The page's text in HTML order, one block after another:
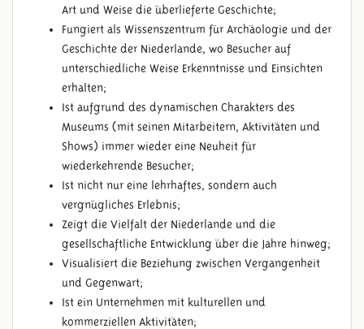
UNSERE ORGANISATION
Art und Weise die überlieferte Geschichte;
Fungiert als Wissenszentrum für Archäologie und der
Geschichte der Niederlande, wo Besucher auf
unterschiedliche Weise Erkenntnisse und Einsichten
erhalten;
Ist aufgrund des dynamischen Charakters des
Museums (mit seinen Mitarbeitern, Aktivitäten und
Shows) immer wieder eine Neuheit für
wiederkehrende Besucher;
Ist nicht nur eine lehrhaftes, sondern auch
vergnügliches Erlebnis;
Zeigt die Vielfalt der Niederlande und die
gesellschaftliche Entwicklung über die Jahre hinweg;
Visualisiert die Beziehung zwischen Vergangenheit
und Gegenwart;
Ist ein Unternehmen mit kulturellen und
kommerziellen Aktivitäten;